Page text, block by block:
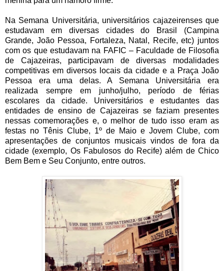
Na Semana Universitária, universitários cajazeirenses que
estudavam em diversas cidades do Brasil (Campina
Grande, João Pessoa, Fortaleza, Natal, Recife, etc) juntos
com os que estudavam na FAFIC – Faculdade de Filosofia
de Cajazeiras, participavam de diversas modalidades
competitivas em diversos locais da cidade e a Praça João
Pessoa era uma delas. A Semana Universitária era
realizada sempre em junho/julho, período de férias
escolares da cidade. Universitários e estudantes das
entidades de ensino de Cajazeiras se faziam presentes
nessas comemorações e, o melhor de tudo isso eram as
festas no Tênis Clube, 1º de Maio e Jovem Clube, com
apresentações de conjuntos musicais vindos de fora da
cidade (exemplo, Os Fabulosos do Recife) além de Chico
Bem Bem e Seu Conjunto, entre outros.